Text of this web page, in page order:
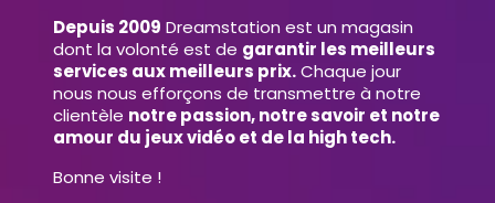
Depuis 2009 Dreamstation est un magasin
dont la volonté est de garantir les meilleurs
services aux meilleurs prix.Chaque jour
nous nous efforçons de transmettre à notre
clientèle notre passion, notre savoir et notre
amour du jeux vidéo et de la high tech.
Bonne visite !